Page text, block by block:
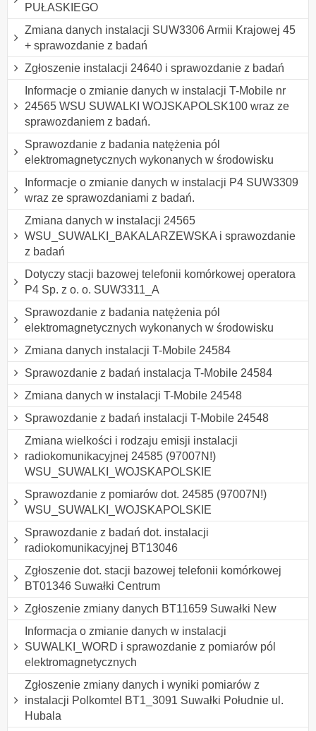
PUŁASKIEGO
Zmiana danych instalacji SUW3306 Armii Krajowej 45
+ sprawozdanie z badań
Zgłoszenie instalacji 24640 i sprawozdanie z badań
Informacje o zmianie danych w instalacji T-Mobile nr
24565 WSU SUWALKI WOJSKAPOLSK100 wraz ze
sprawozdaniem z badań.
Sprawozdanie z badania natężenia pól
elektromagnetycznych wykonanych w środowisku
Informacje o zmianie danych w instalacji P4 SUW3309
wraz ze sprawozdaniami z badań.
Zmiana danych w instalacji 24565
WSU_SUWALKI_BAKALARZEWSKA i sprawozdanie
z badań
Dotyczy stacji bazowej telefonii komórkowej operatora
P4 Sp. z o. o. SUW3311_A
Sprawozdanie z badania natężenia pól
elektromagnetycznych wykonanych w środowisku
Zmiana danych instalacji T-Mobile 24584
Sprawozdanie z badań instalacja T-Mobile 24584
Zmiana danych w instalacji T-Mobile 24548
Sprawozdanie z badań instalacji T-Mobile 24548
Zmiana wielkości i rodzaju emisji instalacji
radiokomunikacyjnej 24585 (97007N!)
WSU_SUWALKI_WOJSKAPOLSKIE
Sprawozdanie z pomiarów dot. 24585 (97007N!)
WSU_SUWALKI_WOJSKAPOLSKIE
Sprawozdanie z badań dot. instalacji
radiokomunikacyjnej BT13046
Zgłoszenie dot. stacji bazowej telefonii komórkowej
BT01346 Suwałki Centrum
Zgłoszenie zmiany danych BT11659 Suwałki New
Informacja o zmianie danych w instalacji
SUWALKI_WORD i sprawozdanie z pomiarów pól
elektromagnetycznych
Zgłoszenie zmiany danych i wyniki pomiarów z
instalacji Polkomtel BT1_3091 Suwałki Południe ul.
Hubala